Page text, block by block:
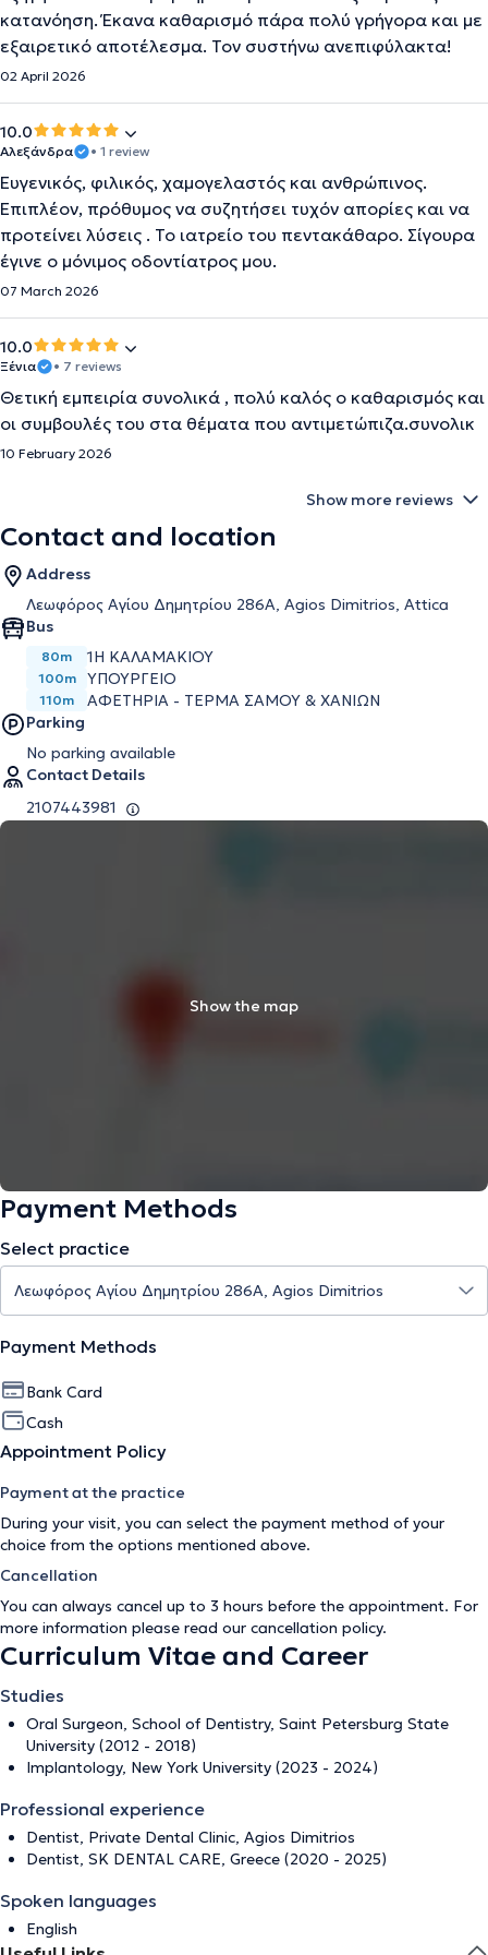
κατανόηση. Έκανα καθαρισμό πάρα πολύ γρήγορα και με
εξαιρετικό αποτέλεσμα. Τον συστήνω ανεπιφύλακτα!
02 April 2026
10.0
Αλεξάνδρα • 1 review
Ευγενικός, φιλικός, χαμογελαστός και ανθρώπινος.
Επιπλέον, πρόθυμος να συζητήσει τυχόν απορίες και να
προτείνει λύσεις . Το ιατρείο του πεντακάθαρο. Σίγουρα
έγινε ο μόνιμος οδοντίατρος μου.
07 March 2026
10.0
Ξένια • 7 reviews
Θετική εμπειρία συνολικά , πολύ καλός ο καθαρισμός και
οι συμβουλές του στα θέματα που αντιμετώπιζα.συνολικ
10 February 2026
Show more reviews
Contact and location
Address
Λεωφόρος Αγίου Δημητρίου 286Α, Agios Dimitrios, Attica
Bus
80m 1Η ΚΑΛΑΜΑΚΙΟΥ
100m ΥΠΟΥΡΓΕΙΟ
110m
ΑΦΕΤΗΡΙΑ - ΤΕΡΜΑ ΣΑΜΟΥ & ΧΑΝΙΩΝ
Parking
No parking available
Contact Details
2107443981
Show the map
Payment Methods
Select practice
Payment Methods
Bank Card
Cash
Appointment Policy
Payment at the practice
During your visit, you can select the payment method of your
choice from the options mentioned above.
Cancellation
You can always cancel up to 3 hours before the appointment. For
more information please read our cancellation policy.
Curriculum Vitae and Career
Studies
Oral Surgeon, School of Dentistry, Saint Petersburg State
University (2012 - 2018)
Implantology, New York University (2023 - 2024)
Professional experience
Dentist, Private Dental Clinic, Agios Dimitrios
Dentist, SK DENTAL CARE, Greece (2020 - 2025)
Spoken languages
English